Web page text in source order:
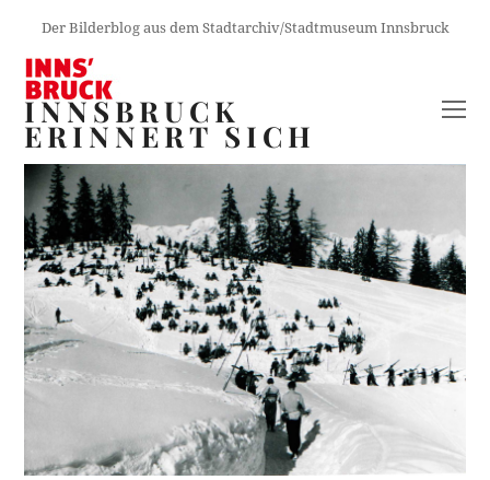
Der Bilderblog aus dem Stadtarchiv/Stadtmuseum Innsbruck
INNSBRUCK
ERINNERT SICH